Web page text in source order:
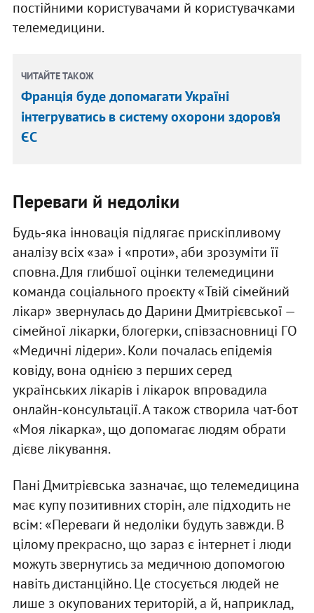
постійними користувачами й користувачками
телемедицини.
ЧИТАЙТЕ ТАКОЖ
Франція буде допомагати Україні
інтегруватись в систему охорони здоров’я
ЄС
Переваги й недоліки
Будь-яка інновація підлягає прискіпливому
аналізу всіх «за» і «проти», аби зрозуміти її
сповна. Для глибшої оцінки телемедицини
команда соціального проєкту «Твій сімейний
лікар» звернулась до Дарини Дмитрієвської —
сімейної лікарки, блогерки, співзасновниці ГО
«Медичні лідери». Коли почалась епідемія
ковіду, вона однією з перших серед
українських лікарів і лікарок впровадила
онлайн-консультації. А також створила чат-бот
«Моя лікарка», що допомагає людям обрати
дієве лікування.
Пані Дмитрієвська зазначає, що телемедицина
має купу позитивних сторін, але підходить не
всім: «Переваги й недоліки будуть завжди. В
цілому прекрасно, що зараз є інтернет і люди
можуть звернутись за медичною допомогою
навіть дистанційно. Це стосується людей не
лише з окупованих територій, а й, наприклад,